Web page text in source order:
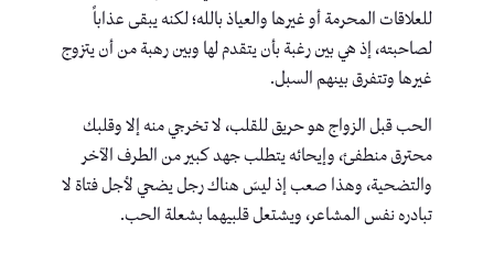
للعلاقات المحرمة أو غيرها والعياذ بالله؛ لكنه يبقى عذاباً
لصاحبته، إذ هي بين رغبة بأن يتقدم لها وبين رهبة من أن يتزوج
غيرها وتتفرق بينهم السبل.
الحب قبل الزواج هو حريق للقلب، لا تخرجي منه إلا وقلبك
محترق منطفئ، وإيحائه يتطلب جهد كبير من الطرف الآخر
والتضحية، وهذا صعب إذ ليسَ هناك رجل يضحي لأجل فتاة لا
تبادره نفس المشاعر، ويشتعل قلبيهما بشعلة الحب.